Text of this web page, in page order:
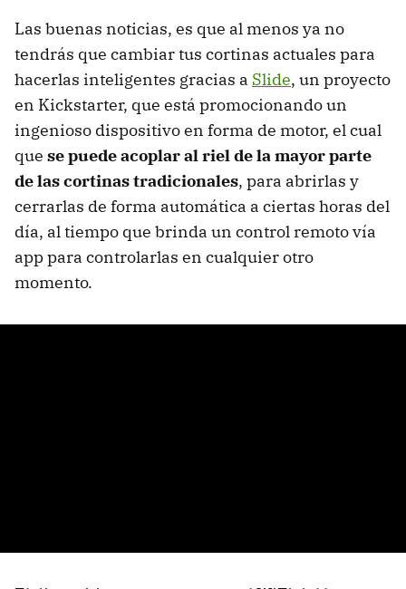
Las buenas noticias, es que al menos ya no
tendrás que cambiar tus cortinas actuales para
hacerlas inteligentes gracias a Slide, un proyecto
en Kickstarter, que está promocionando un
ingenioso dispositivo en forma de motor, el cual
que se puede acoplar al riel de la mayor parte
de las cortinas tradicionales, para abrirlas y
cerrarlas de forma automática a ciertas horas del
día, al tiempo que brinda un control remoto vía
app para controlarlas en cualquier otro
momento.